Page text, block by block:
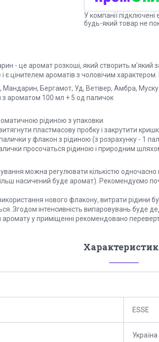
У компанії
будь-який товар не
- це аромат розкоші, який створить м'який
є цінителем ароматів з чоловічим характером.
Мандарин, Бергамот, Уд, Ветівер, Амбра,
ароматом 100 мл + 5 од паличок
рідиною з упаковки.
пластмасову пробку і закрутити
у флакон з рідиною (з розрахунку - 1
просочаться рідиною і природним
можна регулювати кількістю
насичений буде аромат). Рекомендуємо
нового флакону, витрати рідини
Згодом інтенсивність випаровувань буде
у приміщенні рекомендовано
ESSE
Україна